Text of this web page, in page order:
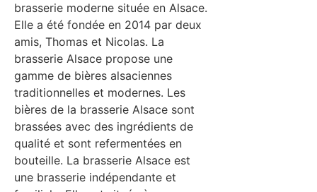
brasserie moderne située en Alsace.
Elle a été fondée en 2014 par deux
amis, Thomas et Nicolas. La
brasserie Alsace propose une
gamme de bières alsaciennes
traditionnelles et modernes. Les
bières de la brasserie Alsace sont
brassées avec des ingrédients de
qualité et sont refermentées en
bouteille. La brasserie Alsace est
une brasserie indépendante et